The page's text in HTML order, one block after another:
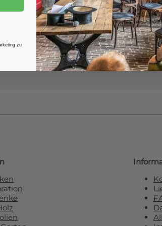
Weitere Informationen finden Sie
und erhalten Sie
zu